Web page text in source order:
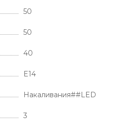
50
50
40
E14
Накаливания##LED
3